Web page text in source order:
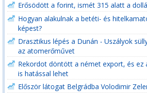
Erősödött a forint, ismét 315 alatt a
Hogyan alakulnak a betéti- és
képest?
Drasztikus lépés a Dunán - Uszályok
az atomerőművet
Rekordot döntött a német export, és ez
is hatással lehet
Először látogat Belgrádba Volodimir